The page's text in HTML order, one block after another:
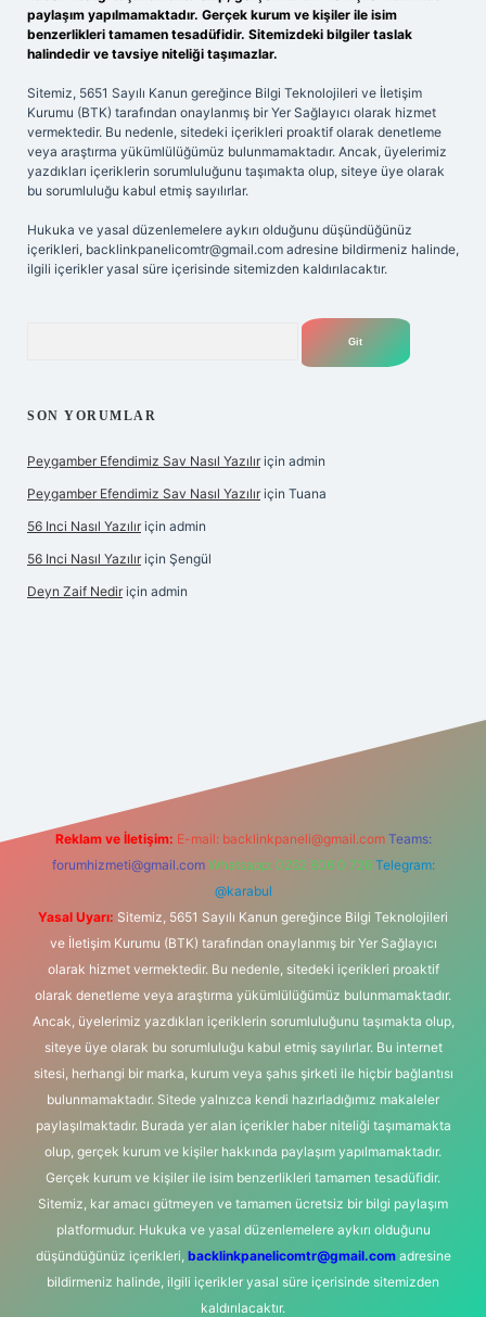
paylaşım yapılmamaktadır. Gerçek kurum ve kişiler ile isim
benzerlikleri tamamen tesadüfidir. Sitemizdeki bilgiler taslak
halindedir ve tavsiye niteliği taşımazlar.
Sitemiz, 5651 Sayılı Kanun gereğince Bilgi Teknolojileri ve İletişim
Kurumu (BTK) tarafından onaylanmış bir Yer Sağlayıcı olarak hizmet
vermektedir. Bu nedenle, sitedeki içerikleri proaktif olarak denetleme
veya araştırma yükümlülüğümüz bulunmamaktadır. Ancak, üyelerimiz
yazdıkları içeriklerin sorumluluğunu taşımakta olup, siteye üye olarak
bu sorumluluğu kabul etmiş sayılırlar.
Hukuka ve yasal düzenlemelere aykırı olduğunu düşündüğünüz
içerikleri, backlinkpanelicomtr@gmail.com adresine bildirmeniz halinde,
ilgili içerikler yasal süre içerisinde sitemizden kaldırılacaktır.
SON YORUMLAR
Peygamber Efendimiz Sav Nasıl Yazılır için admin
Peygamber Efendimiz Sav Nasıl Yazılır için Tuana
56 Inci Nasıl Yazılır için admin
56 Inci Nasıl Yazılır için Şengül
Deyn Zaif Nedir için admin
Reklam ve İletişim: E-mail: backlinkpaneli@gmail.com Teams:
forumhizmeti@gmail.com Whatsapp: 0262 606 0 726 Telegram:
@karabul
Yasal Uyarı: Sitemiz, 5651 Sayılı Kanun gereğince Bilgi Teknolojileri
ve İletişim Kurumu (BTK) tarafından onaylanmış bir Yer Sağlayıcı
olarak hizmet vermektedir. Bu nedenle, sitedeki içerikleri proaktif
olarak denetleme veya araştırma yükümlülüğümüz bulunmamaktadır.
Ancak, üyelerimiz yazdıkları içeriklerin sorumluluğunu taşımakta olup,
siteye üye olarak bu sorumluluğu kabul etmiş sayılırlar. Bu internet
sitesi, herhangi bir marka, kurum veya şahıs şirketi ile hiçbir bağlantısı
bulunmamaktadır. Sitede yalnızca kendi hazırladığımız makaleler
paylaşılmaktadır. Burada yer alan içerikler haber niteliği taşımamakta
olup, gerçek kurum ve kişiler hakkında paylaşım yapılmamaktadır.
Gerçek kurum ve kişiler ile isim benzerlikleri tamamen tesadüfidir.
Sitemiz, kar amacı gütmeyen ve tamamen ücretsiz bir bilgi paylaşım
platformudur. Hukuka ve yasal düzenlemelere aykırı olduğunu
düşündüğünüz içerikleri, backlinkpanelicomtr@gmail.comadresine
bildirmeniz halinde, ilgili içerikler yasal süre içerisinde sitemizden
kaldırılacaktır.